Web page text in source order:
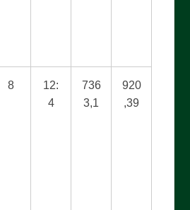
8
12:
4
736
3,1
920
,39